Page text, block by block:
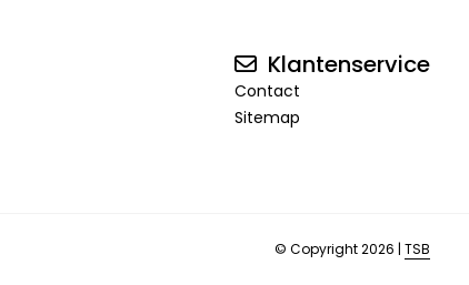
Klantenservice
Contact
Sitemap
© Copyright 2026 | TSB